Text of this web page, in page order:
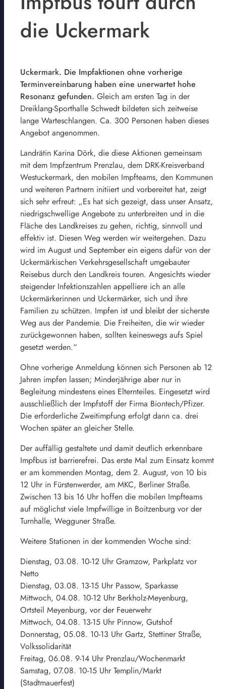
die Uckermark
Uckermark. Die Impfaktionen ohne vorherige
Terminvereinbarung haben eine unerwartet hohe
Resonanz gefunden. Gleich am ersten Tag in der
Dreiklang-Sporthalle Schwedt bildeten sich zeitweise
lange Warteschlangen. Ca. 300 Personen haben dieses
Angebot angenommen.
Landrätin Karina Dörk, die diese Aktionen gemeinsam
mit dem Impfzentrum Prenzlau, dem DRK-Kreisverband
Westuckermark, den mobilen Impfteams, den Kommunen
und weiteren Partnern initiiert und vorbereitet hat, zeigt
sich sehr erfreut: „Es hat sich gezeigt, dass unser Ansatz,
niedrigschwellige Angebote zu unterbreiten und in die
Fläche des Landkreises zu gehen, richtig, sinnvoll und
effektiv ist. Diesen Weg werden wir weitergehen. Dazu
wird im August und September ein eigens dafür von der
Uckermärkischen Verkehrsgesellschaft umgebauter
Reisebus durch den Landkreis touren. Angesichts wieder
steigender Infektionszahlen appelliere ich an alle
Uckermärkerinnen und Uckermärker, sich und ihre
Familien zu schützen. Impfen ist und bleibt der sicherste
Weg aus der Pandemie. Die Freiheiten, die wir wieder
zurückgewonnen haben, sollten keineswegs aufs Spiel
gesetzt werden.“
Ohne vorherige Anmeldung können sich Personen ab 12
Jahren impfen lassen; Minderjährige aber nur in
Begleitung mindestens eines Elternteiles. Eingesetzt wird
ausschließlich der Impfstoff der Firma Biontech/Pfizer.
Die erforderliche Zweitimpfung erfolgt dann ca. drei
Wochen später an gleicher Stelle.
Der auffällig gestaltete und damit deutlich erkennbare
Impfbus ist barrierefrei. Das erste Mal zum Einsatz kommt
er am kommenden Montag, dem 2. August, von 10 bis
12 Uhr in Fürstenwerder, am MKC, Berliner Straße.
Zwischen 13 bis 16 Uhr hoffen die mobilen Impfteams
auf möglichst viele Impfwillige in Boitzenburg vor der
Turnhalle, Wegguner Straße.
Weitere Stationen in der kommenden Woche sind:
Dienstag, 03.08. 10-12 Uhr Gramzow, Parkplatz vor
Netto
Dienstag, 03.08. 13-15 Uhr Passow, Sparkasse
Mittwoch, 04.08. 10-12 Uhr Berkholz-Meyenburg,
Ortsteil Meyenburg, vor der Feuerwehr
Mittwoch, 04.08. 13-15 Uhr Pinnow, Gutshof
Donnerstag, 05.08. 10-13 Uhr Gartz, Stettiner Straße,
Volkssolidarität
Freitag, 06.08. 9-14 Uhr Prenzlau/Wochenmarkt
Samstag, 07.08. 10-15 Uhr Templin/Markt
(Stadtmauerfest)